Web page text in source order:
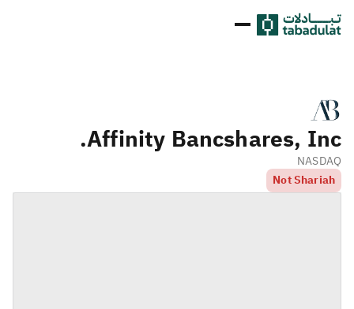
Affinity Bancshares, Inc.
NASDAQ
Not Shariah